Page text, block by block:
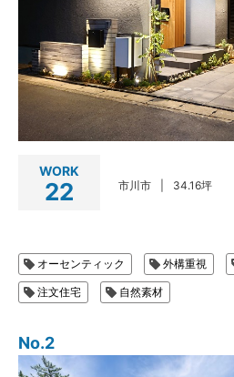
WORK
22 市川市 34.16坪
オーセンティック 外構重視
注文住宅 自然素材
No.2